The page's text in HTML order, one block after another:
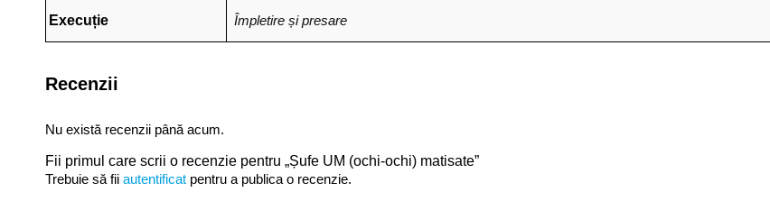
Execuție Împletire și presare
Recenzii
Nu există recenzii până acum.
Fii primul care scrii o recenzie pentru „Șufe UM (ochi-ochi) matisate”
Trebuie să fii autentificat pentru a publica o recenzie.